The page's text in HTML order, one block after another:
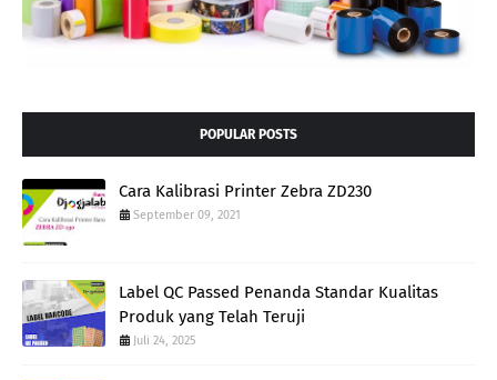
POPULAR POSTS
Cara Kalibrasi Printer Zebra ZD230
September 09, 2021
Label QC Passed Penanda Standar Kualitas
Produk yang Telah Teruji
Juli 24, 2025